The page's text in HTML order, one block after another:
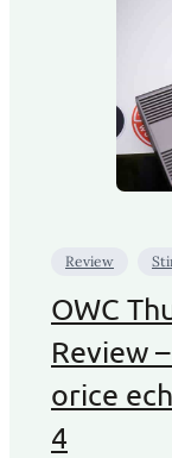
Review
OWC
Review
orice
4